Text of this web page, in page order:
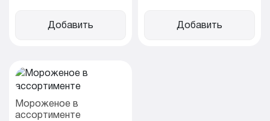
Добавить Добавить
Мороженое в
ассортименте